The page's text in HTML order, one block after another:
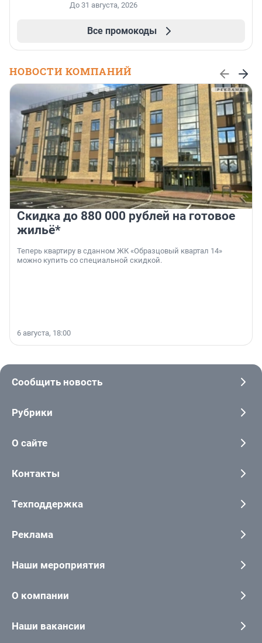
До 31 августа, 2026
Все промокоды
НОВОСТИ КОМПАНИЙ
Скидка до 880 000 рублей на готовое
жильё*
Теперь квартиру в сданном ЖК «Образцовый квартал 14»
можно купить со специальной скидкой.
6 августа, 18:00
Сообщить новость
Рубрики
О сайте
Контакты
Техподдержка
Реклама
Наши мероприятия
О компании
Наши вакансии